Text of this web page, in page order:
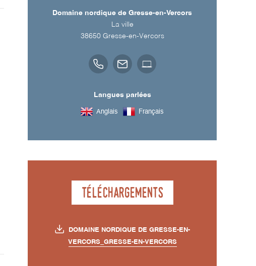
Domaine nordique de Gresse-en-Vercors
La ville
38650 Gresse-en-Vercors
Langues parlées
Anglais Français
Téléchargements
DOMAINE NORDIQUE DE GRESSE-EN-
VERCORS_GRESSE-EN-VERCORS